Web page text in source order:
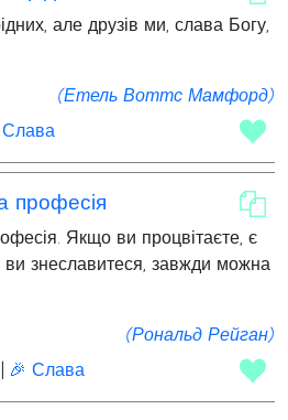
але друзів ми, слава Богу,
(Етель Воттс Мамфорд)
Слава
професія
Якщо ви процвітаєте, є
ви знеславитеся, завжди можна
(Рональд Рейган)
🎉 Слава